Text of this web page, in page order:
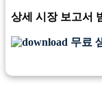
상세 시장 보고서
무료